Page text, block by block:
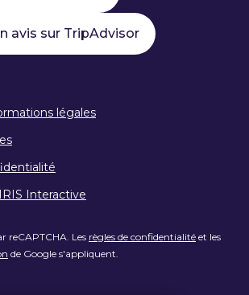
avis sur TripAdvisor
légales
IRIS Interactive
reCAPTCHA. Les règles de confidentialité et les
de Google s'appliquent.